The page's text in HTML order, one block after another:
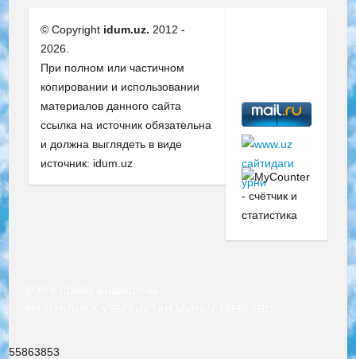
© Copyright idum.uz. 2012 -
2026.
При полном или частичном
копировании и использовании
материалов данного сайта
ссылка на источник обязательна
и должна выглядеть в виде
источник: idum.uz
55863853